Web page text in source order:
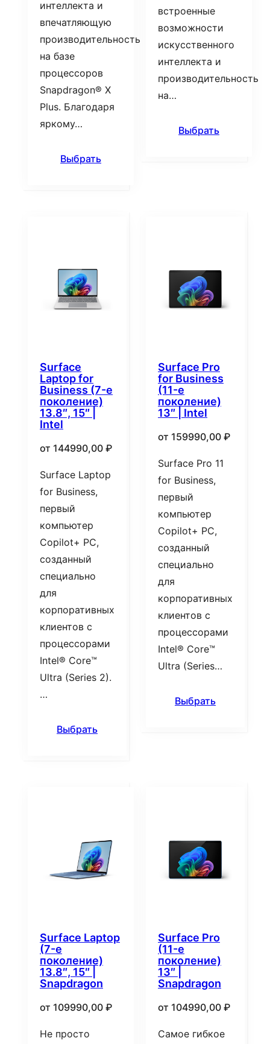
интеллекта и
впечатляющую
производительность
на базе
процессоров
Snapdragon® X
Plus. Благодаря
яркому…
Выбрать
встроенные
возможности
искусственного
интеллекта и
производительность
на…
Выбрать
Surface
Laptop for
Business (7-е
поколение)
13.8″, 15″ |
Intel
от 144990,00 ₽
Surface Laptop
for Business,
первый
компьютер
Copilot+ PC,
созданный
специально
для
корпоративных
клиентов с
процессорами
Intel® Core™
Ultra (Series 2).
…
Выбрать
Surface Pro
for Business
(11-е
поколение)
13″ | Intel
от 159990,00 ₽
Surface Pro 11
for Business,
первый
компьютер
Copilot+ PC,
созданный
специально
для
корпоративных
клиентов с
процессорами
Intel® Core™
Ultra (Series…
Выбрать
Surface Laptop
(7-е
поколение)
13.8″, 15″ |
Snapdragon
от 109990,00 ₽
Не просто
Surface Pro
(11-е
поколение)
13″ |
Snapdragon
от 104990,00 ₽
Самое гибкое